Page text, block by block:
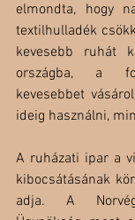
elmondta, hogy
textilhulladék
kevesebb ruhát
országba, a
kevesebbet
ideig használni,
A ruházati ipar a
kibocsátásának
adja. A Norvég